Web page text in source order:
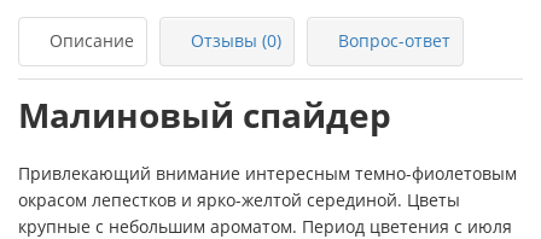
Описание Отзывы (0) Вопрос-ответ
Малиновый спайдер
Привлекающий внимание интересным темно-фиолетовым
окрасом лепестков и ярко-желтой серединой. Цветы
крупные с небольшим ароматом. Период цветения с июля